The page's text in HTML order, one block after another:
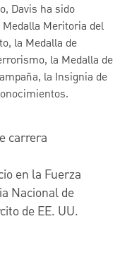
Davis ha sido
Meritoria del
la Medalla de
la Medalla de
la Insignia de
carrera
en la Fuerza
Nacional de
de EE. UU.